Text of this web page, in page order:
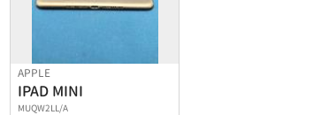
APPLE
IPAD MINI
MUQW2LL/A